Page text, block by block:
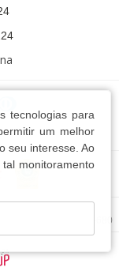
tecnologias para
um melhor
seu interesse. Ao
monitoramento
- SC - CEP: 89037-680